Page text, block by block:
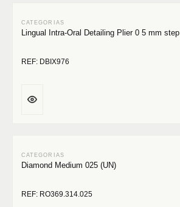
Lingual Intra-Oral Detailing Plier 0 5 mm step
REF: DBIX976
Diamond Medium 025 (UN)
REF: RO369.314.025